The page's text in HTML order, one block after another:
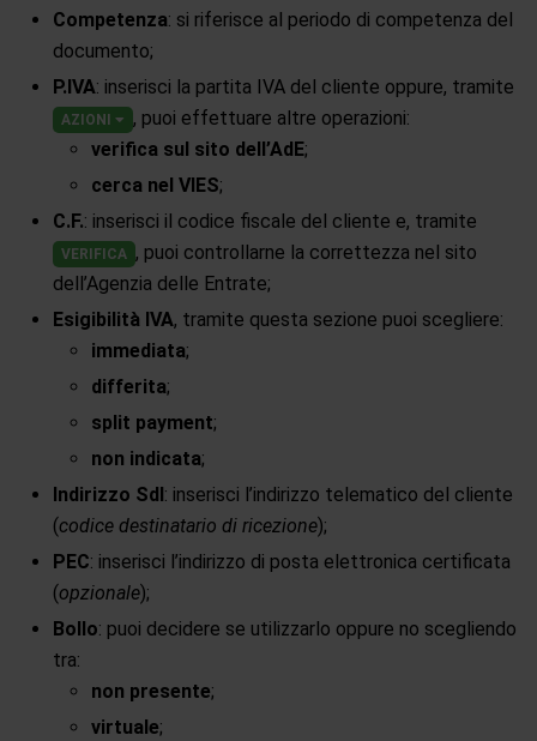
Competenza: si riferisce al periodo di competenza del
documento;
P.IVA: inserisci la partita IVA del cliente oppure, tramite
AZIONI
, puoi effettuare altre operazioni:
verifica sul sito dell’AdE;
cerca nel VIES;
C.F.: inserisci il codice fiscale del cliente e, tramite
VERIFICA , puoi controllarne la correttezza nel sito
dell’Agenzia delle Entrate;
Esigibilità IVA, tramite questa sezione puoi scegliere:
immediata;
differita;
split payment;
non indicata;
Indirizzo SdI : inserisci l’indirizzo telematico del cliente
(codice destinatario di ricezione);
PEC: inserisci l’indirizzo di posta elettronica certificata
(opzionale);
Bollo: puoi decidere se utilizzarlo oppure no scegliendo
tra:
non presente;
virtuale;